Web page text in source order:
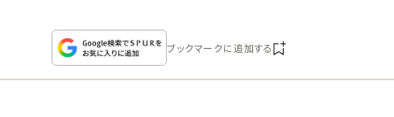
ブックマークに追加する